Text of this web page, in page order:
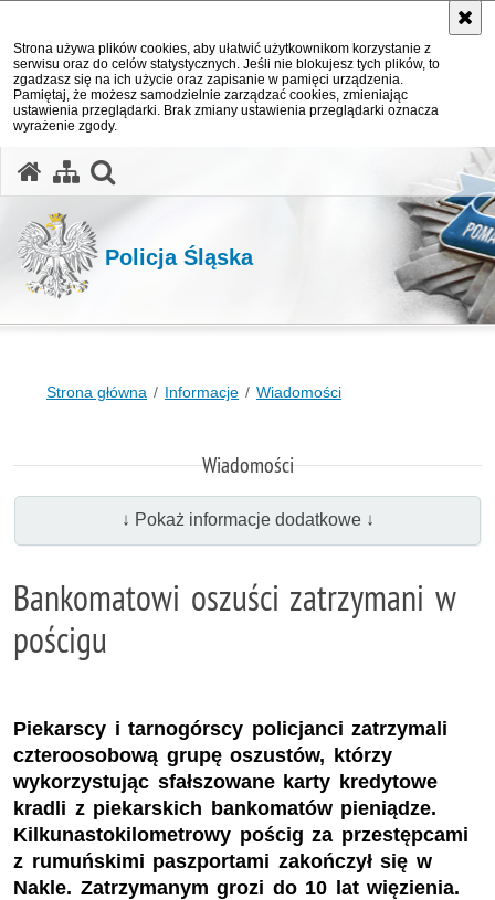
Strona używa plików cookies, aby ułatwić użytkownikom korzystanie z
serwisu oraz do celów statystycznych. Jeśli nie blokujesz tych plików, to
zgadzasz się na ich użycie oraz zapisanie w pamięci urządzenia.
Pamiętaj, że możesz samodzielnie zarządzać cookies, zmieniając
ustawienia przeglądarki. Brak zmiany ustawienia przeglądarki oznacza
wyrażenie zgody.
Policja Śląska
Strona główna Informacje Wiadomości
Wiadomości
↓ Pokaż informacje dodatkowe ↓
Bankomatowi oszuści zatrzymani w
pościgu
Piekarscy i tarnogórscy policjanci zatrzymali
czteroosobową grupę oszustów, którzy
wykorzystując sfałszowane karty kredytowe
kradli z piekarskich bankomatów pieniądze.
Kilkunastokilometrowy pościg za przestępcami
z rumuńskimi paszportami zakończył się w
Nakle. Zatrzymanym grozi do 10 lat więzienia.